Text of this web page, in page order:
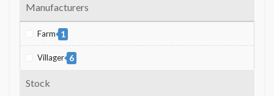
Manufacturers
Farm 1
Villager 6
Stock